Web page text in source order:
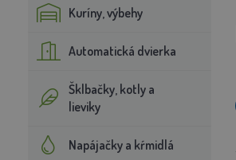
Kuríny, výbehy
Automatická dvierka
Šklbačky, kotly a
lieviky
Napájačky a kŕmidlá